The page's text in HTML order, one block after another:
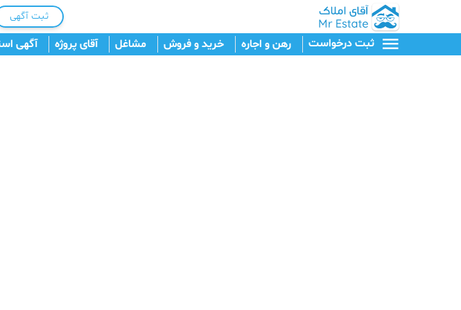
ثبت آگهی
ثبت درخواست رهن و اجاره خرید و فروش مشاغل آقای پروژه آگهی